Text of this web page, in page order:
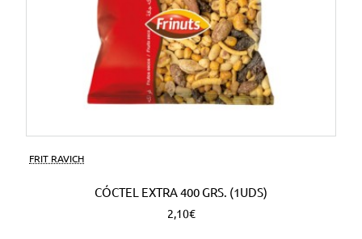
FRIT RAVICH
CÓCTEL EXTRA 400 GRS. (1UDS)
2,10€